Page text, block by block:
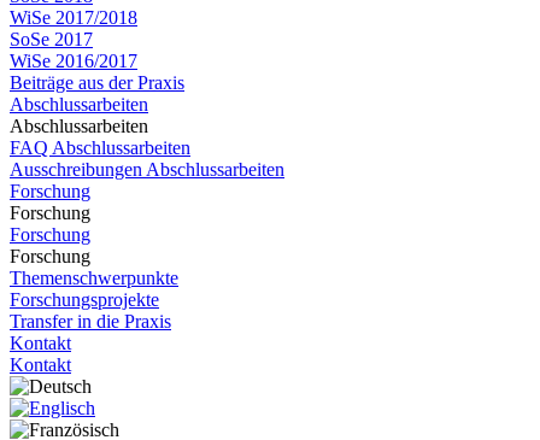
WiSe 2017/2018
SoSe 2017
WiSe 2016/2017
Beiträge aus der Praxis
Abschlussarbeiten
Abschlussarbeiten
FAQ Abschlussarbeiten
Ausschreibungen Abschlussarbeiten
Forschung
Forschung
Forschung
Forschung
Themenschwerpunkte
Forschungsprojekte
Transfer in die Praxis
Kontakt
Kontakt